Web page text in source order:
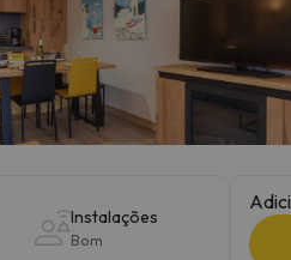
Instalações
Bom